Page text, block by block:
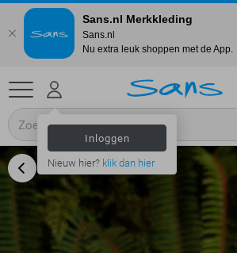
Inloggen
Nieuw hier? klik dan hier
Sans.nl Merkkleding
Sans.nl
Nu extra leuk shoppen met de App.